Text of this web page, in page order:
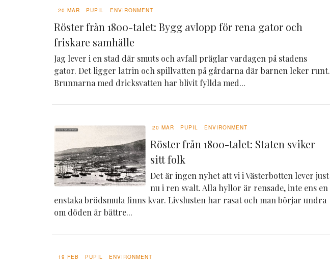
20 MAR PUPIL ENVIRONMENT
Röster från 1800-talet: Bygg avlopp för rena gator och
friskare samhälle
Jag lever i en stad där smuts och avfall präglar vardagen på stadens
gator. Det ligger latrin och spillvatten på gårdarna där barnen leker runt.
Brunnarna med dricksvatten har blivit fyllda med...
20 MAR PUPIL ENVIRONMENT
Röster från 1800-talet: Staten sviker
sitt folk
Det är ingen nyhet att vi i Västerbotten lever just
nu i ren svalt. Alla hyllor är rensade, inte ens en
enstaka brödsmula finns kvar. Livslusten har rasat och man börjar undra
om döden är bättre...
19 FEB PUPIL ENVIRONMENT